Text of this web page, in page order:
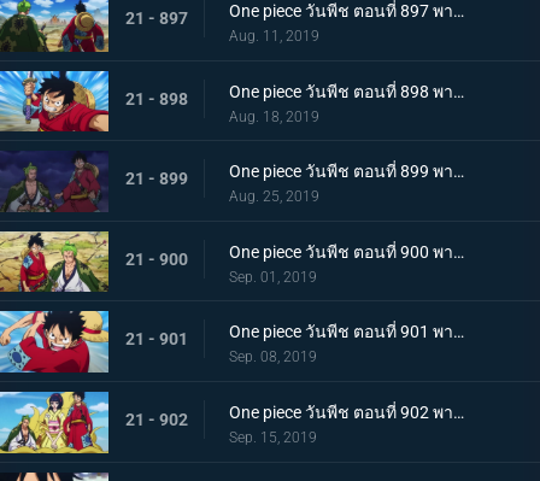
21 - 897 One piece วันพีช ตอนที่ 897 พากย์ไทย ช่วยโอทามะ หมวกฟางทะลวงฝ่าทุ่งรกร้าง!
Aug. 11, 2019
21 - 898 One piece วันพีช ตอนที่ 898 พากย์ไทย ดาราเด่น! จอมขมังเวทย์ฮอว์คินส์ออกโรง
Aug. 18, 2019
21 - 899 One piece วันพีช ตอนที่ 899 พากย์ไทย ความพ่ายแพ้ที่เลี่ยงไม่ได้ การโจมตีอย่างหนักของสตรอว์แมน!
Aug. 25, 2019
21 - 900 One piece วันพีช ตอนที่ 900 พากย์ไทย วันที่แสนจะสุดยอด โอทามะ และ ถั่วแดงต้ม
Sep. 01, 2019
21 - 901 One piece วันพีช ตอนที่ 901 พากย์ไทย บุกรังของศัตรู เมืองบาคุระที่เต็มไปด้วยเจ้าหน้าที่รัฐ!
Sep. 08, 2019
21 - 902 One piece วันพีช ตอนที่ 902 พากย์ไทย โยโกสุนะออกโรง อุราชิมะผู้ไร้เทียมทานผู้หมายปองโออิคุ!
Sep. 15, 2019